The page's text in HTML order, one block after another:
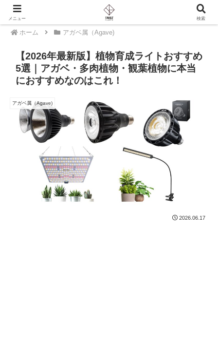
PR
ホーム アガベ属（Agave)
【2026年最新版】植物育成ライトおすすめ
5選｜アガベ・多肉植物・観葉植物に本当
におすすめなのはこれ！
アガベ属（Agave)
2026.06.17
メニュー 検索